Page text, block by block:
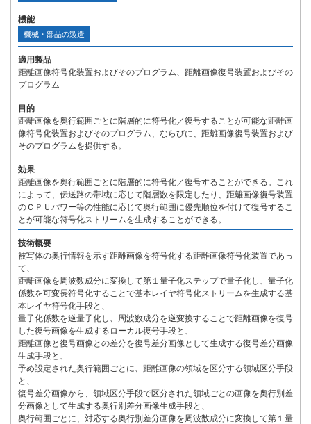
機能
機械・部品の製造
適用製品
距離画像符号化装置およびそのプログラム、距離画像復号装置およびその
プログラム
目的
距離画像を奥行範囲ごとに階層的に符号化／復号することが可能な距離画
像符号化装置およびそのプログラム、ならびに、距離画像復号装置および
そのプログラムを提供する。
効果
距離画像を奥行範囲ごとに階層的に符号化／復号することができる。これ
によって、伝送路の帯域に応じて階層数を限定したり、距離画像復号装置
のＣＰＵパワー等の性能に応じて奥行範囲に優先順位を付けて復号するこ
とが可能な符号化ストリームを生成することができる。
技術概要
被写体の奥行情報を示す距離画像を符号化する距離画像符号化装置であっ
て、
距離画像を周波数成分に変換して第１量子化ステップで量子化し、量子化
係数を可変長符号化することで基本レイヤ符号化ストリームを生成する基
本レイヤ符号化手段と、
量子化係数を逆量子化し、周波数成分を逆変換することで距離画像を復号
した復号画像を生成するローカル復号手段と、
距離画像と復号画像との差分を復号差分画像として生成する復号差分画像
生成手段と、
予め設定された奥行範囲ごとに、距離画像の領域を区分する領域区分手段
と、
復号差分画像から、領域区分手段で区分された領域ごとの画像を奥行別差
分画像として生成する奥行別差分画像生成手段と、
奥行範囲ごとに、対応する奥行別差分画像を周波数成分に変換して第１量